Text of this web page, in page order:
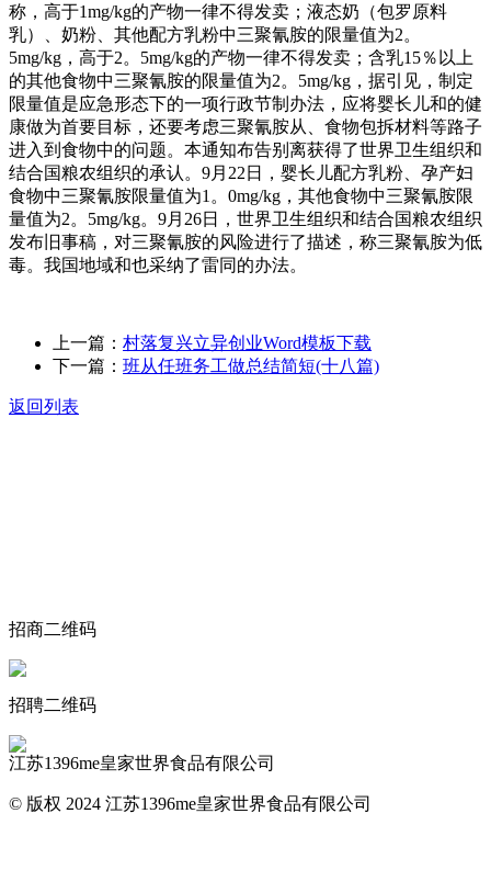
称，高于1mg/kg的产物一律不得发卖；液态奶（包罗原料
乳）、奶粉、其他配方乳粉中三聚氰胺的限量值为2。
5mg/kg，高于2。5mg/kg的产物一律不得发卖；含乳15％以上
的其他食物中三聚氰胺的限量值为2。5mg/kg，据引见，制定
限量值是应急形态下的一项行政节制办法，应将婴长儿和的健
康做为首要目标，还要考虑三聚氰胺从、食物包拆材料等路子
进入到食物中的问题。本通知布告别离获得了世界卫生组织和
结合国粮农组织的承认。9月22日，婴长儿配方乳粉、孕产妇
食物中三聚氰胺限量值为1。0mg/kg，其他食物中三聚氰胺限
量值为2。5mg/kg。9月26日，世界卫生组织和结合国粮农组织
发布旧事稿，对三聚氰胺的风险进行了描述，称三聚氰胺为低
毒。我国地域和也采纳了雷同的办法。
上一篇： 村落复兴立异创业Word模板下载
下一篇： 班从任班务工做总结简短(十八篇)
返回列表
招商二维码
招聘二维码
江苏1396me皇家世界食品有限公司
© 版权 2024 江苏1396me皇家世界食品有限公司